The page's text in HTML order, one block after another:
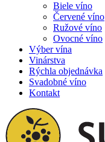
Biele víno
Červené víno
Ružové víno
Ovocné víno
Výber vína
Vinárstva
Rýchla objednávka
Svadobné víno
Kontakt